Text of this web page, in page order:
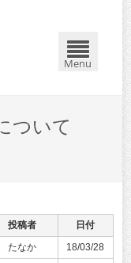
Menu
ついて
投稿者
日付
たなか 18/03/28